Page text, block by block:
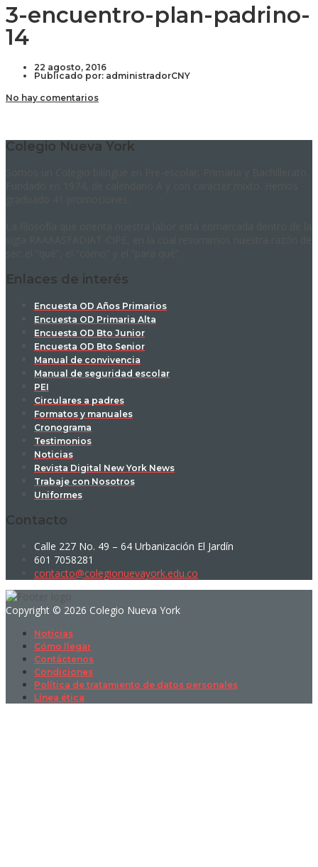
3-encuentro-plan-padrino-
14
22 agosto, 2016
Publicado por: administradorCNY
No hay comentarios
Colegio Nueva York
Enlaces de interés
Encuesta OD Años Primarios
Encuesta OD Primaria Alta
Encuesta OD Bto Junior
Encuesta OD Bto Senior
Manual de convivencia
Manual de seguridad escolar
PEI
Circulares a padres
Formatos y manuales
Cronograma
Testimonios
Noticias
Revista Digital New York News
Trabaje con Nosotros
Uniformes
Contacto
Calle 227 No. 49 – 64 Urbanización El Jardín
601 7058281
contacto@colegionuevayork.edu.co
Copyright © 2026 Colegio Nueva York
Noticias
Cómo llegar
Contáctenos
Condiciones
Política de tratamiento de datos personales
Línea ética